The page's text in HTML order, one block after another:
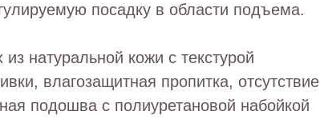
посадку в области подъема.
натуральной кожи с текстурой
влагозащитная пропитка, отсутствие
подошва с полиуретановой набойкой